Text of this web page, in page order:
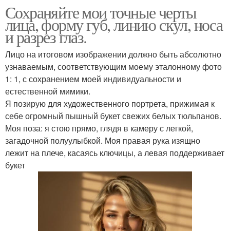
Сохраняйте мои точные черты
лица, форму губ, линию скул, носа
и разрез глаз.
Лицо на итоговом изображении должно быть абсолютно
узнаваемым, соответствующим моему эталонному фото
1: 1, с сохранением моей индивидуальности и
естественной мимики.
Я позирую для художественного портрета, прижимая к
себе огромный пышный букет свежих белых тюльпанов.
Моя поза: я стою прямо, глядя в камеру с легкой,
загадочной полуулыбкой. Моя правая рука изящно
лежит на плече, касаясь ключицы, а левая поддерживает
букет